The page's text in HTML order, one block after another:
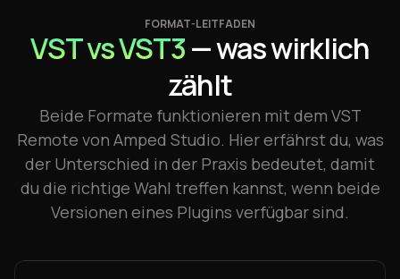
FORMAT-LEITFADEN
VST vs VST3— was wirklich
zählt
Beide Formate funktionieren mit dem VST
Remote von Amped Studio. Hier erfährst du, was
der Unterschied in der Praxis bedeutet, damit
du die richtige Wahl treffen kannst, wenn beide
Versionen eines Plugins verfügbar sind.